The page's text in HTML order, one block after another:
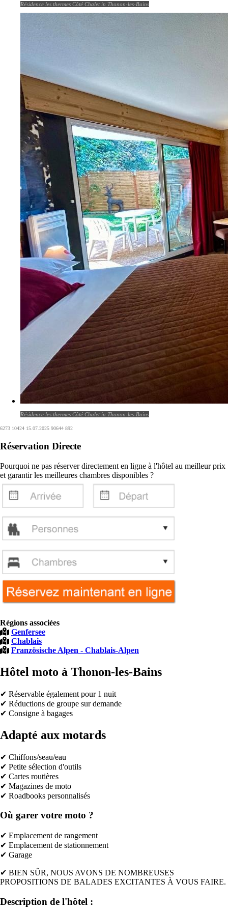
Résidence les thermes Côté Chalet in Thonon-les-Bains
Résidence les thermes Côté Chalet in Thonon-les-Bains
6273 10424 15.07.2025 90644 892
Réservation Directe
Pourquoi ne pas réserver directement en ligne à l'hôtel au meilleur prix
et garantir les meilleures chambres disponibles ?
Régions associées
Genfersee
Chablais
Französische Alpen - Chablais-Alpen
Hôtel moto à Thonon-les-Bains
✔ Réservable également pour 1 nuit
✔ Réductions de groupe sur demande
✔ Consigne à bagages
Adapté aux motards
✔ Chiffons/seau/eau
✔ Petite sélection d'outils
✔ Cartes routières
✔ Magazines de moto
✔ Roadbooks personnalisés
Où garer votre moto ?
✔ Emplacement de rangement
✔ Emplacement de stationnement
✔ Garage
✔ BIEN SÛR, NOUS AVONS DE NOMBREUSES
PROPOSITIONS DE BALADES EXCITANTES À VOUS FAIRE.
Description de l'hôtel :